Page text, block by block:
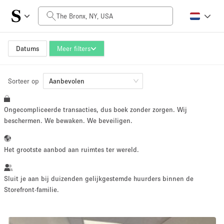
Datums Meer filters
Prijs per dag
$0
Grootte ruimte
100 sq ft 5000+ sq ft
~ 13 mensen
Sorteer op Aanbevolen
Ongecompliceerde transacties, dus boek zonder zorgen. Wij
beschermen. We bewaken. We beveiligen.
Het grootste aanbod aan ruimtes ter wereld.
Sluit je aan bij duizenden gelijkgestemde huurders binnen de
Storefront-familie.